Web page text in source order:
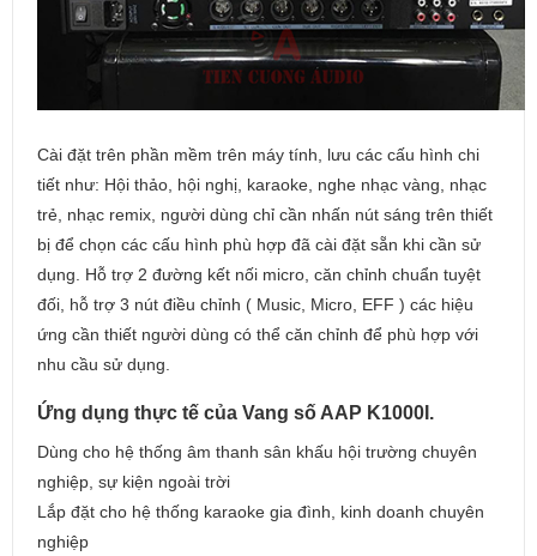
Cài đặt trên phần mềm trên máy tính, lưu các cấu hình chi
tiết như: Hội thảo, hội nghị, karaoke, nghe nhạc vàng, nhạc
trẻ, nhạc remix, người dùng chỉ cần nhấn nút sáng trên thiết
bị để chọn các cấu hình phù hợp đã cài đặt sẵn khi cần sử
dụng. Hỗ trợ 2 đường kết nối micro, căn chỉnh chuẩn tuyệt
đối, hỗ trợ 3 nút điều chỉnh ( Music, Micro, EFF ) các hiệu
ứng cần thiết người dùng có thể căn chỉnh để phù hợp với
nhu cầu sử dụng.
Ứng dụng thực tế của Vang số AAP K1000I.
Dùng cho hệ thống âm thanh sân khấu hội trường chuyên
nghiệp, sự kiện ngoài trời
Lắp đặt cho hệ thống karaoke gia đình, kinh doanh chuyên
nghiệp